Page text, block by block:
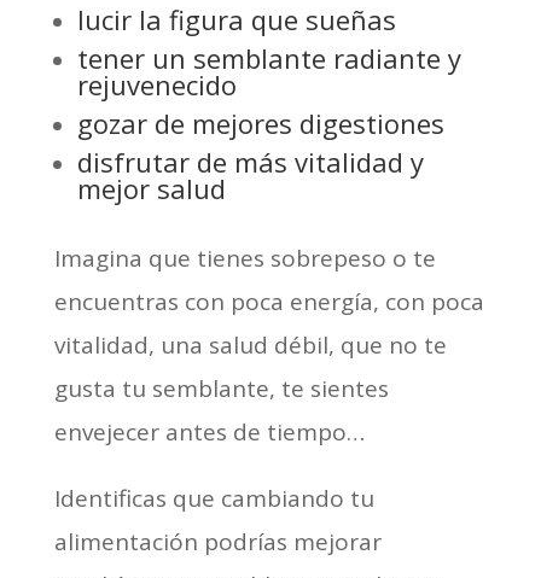
lucir la figura que sueñas
tener un semblante radiante y
rejuvenecido
gozar de mejores digestiones
disfrutar de más vitalidad y
mejor salud
Imagina que tienes sobrepeso o te
encuentras con poca energía, con poca
vitalidad, una salud débil, que no te
gusta tu semblante, te sientes
envejecer antes de tiempo…
Identificas que cambiando tu
alimentación podrías mejorar